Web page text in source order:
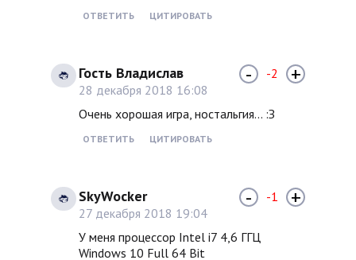
ОТВЕТИТЬ ЦИТИРОВАТЬ
Гость Владислав
28 декабря 2018 16:08
Очень хорошая игра, ностальгия... :З
ОТВЕТИТЬ ЦИТИРОВАТЬ
- -2 +
SkyWocker
27 декабря 2018 19:04
У меня процессор Intel i7 4,6 ГГЦ
Windows 10 Full 64 Bit
- -1 +